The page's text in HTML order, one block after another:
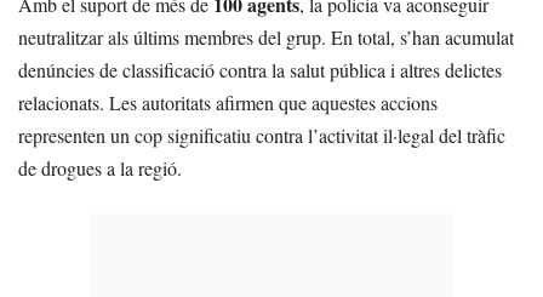
neutralitzar als últims membres del grup. En total, s’han acumulat
denúncies de classificació contra la salut pública i altres delictes
relacionats. Les autoritats afirmen que aquestes accions
representen un cop significatiu contra l’activitat il·legal del tràfic
de drogues a la regió.